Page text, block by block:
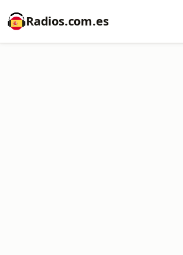
Radios.com.es